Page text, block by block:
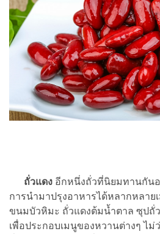
ถั่วแดง อีกหนึ่งถั่วที่นิยมทานกัน
การนำมาปรุงอาหารได้หลากหลาย
ขนมบัวหิมะ ถั่วแดงต้มน้ำตาล ซุปถั่
เพื่อประกอบเมนูของหวานต่างๆ ไม่